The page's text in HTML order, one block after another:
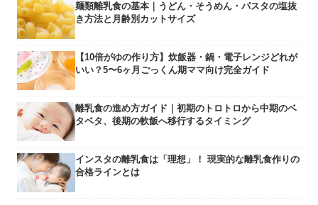
麺類離乳食の基本｜うどん・そうめん・パスタの塩抜
き方法と月齢別カットサイズ
【10倍がゆの作り方】炊飯器・鍋・電子レンジどれが
いい？5〜6ヶ月ごっくん期ママ向け完全ガイド
離乳食の進め方ガイド｜初期のトロトロから中期のベ
タベタ、後期の軟飯へ移行するタイミング
インスタの離乳食は「理想」！ 現実的な離乳食作りの
合格ラインとは